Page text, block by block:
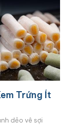
Trứng Ít
dẻo vê sợi